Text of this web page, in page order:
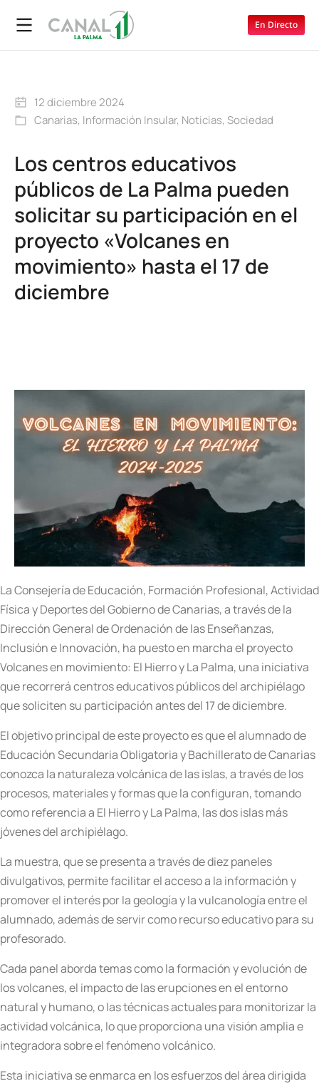
En Directo
12 diciembre 2024
Canarias, Información Insular, Noticias, Sociedad
Los centros educativos
públicos de La Palma pueden
solicitar su participación en el
proyecto «Volcanes en
movimiento» hasta el 17 de
diciembre
La Consejería de Educación, Formación Profesional, Actividad
Física y Deportes del Gobierno de Canarias, a través de la
Dirección General de Ordenación de las Enseñanzas,
Inclusión e Innovación, ha puesto en marcha el proyecto
Volcanes en movimiento: El Hierro y La Palma, una iniciativa
que recorrerá centros educativos públicos del archipiélago
que soliciten su participación antes del 17 de diciembre.
El objetivo principal de este proyecto es que el alumnado de
Educación Secundaria Obligatoria y Bachillerato de Canarias
conozca la naturaleza volcánica de las islas, a través de los
procesos, materiales y formas que la configuran, tomando
como referencia a El Hierro y La Palma, las dos islas más
jóvenes del archipiélago.
La muestra, que se presenta a través de diez paneles
divulgativos, permite facilitar el acceso a la información y
promover el interés por la geología y la vulcanología entre el
alumnado, además de servir como recurso educativo para su
profesorado.
Cada panel aborda temas como la formación y evolución de
los volcanes, el impacto de las erupciones en el entorno
natural y humano, o las técnicas actuales para monitorizar la
actividad volcánica, lo que proporciona una visión amplia e
integradora sobre el fenómeno volcánico.
Esta iniciativa se enmarca en los esfuerzos del área dirigida